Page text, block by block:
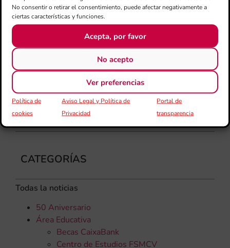
No consentir o retirar el consentimiento, puede afectar negativamente a
ciertas características y funciones.
Acepta, por favor
No acepto
Ver preferencias
Política de
cookies
Aviso Legal y Política de
Privacidad
Portal de
transparencia
CATEGORÍAS
Todas la noticias
50 Aniversario
Área Educativa
Becas CaixaBank
Centro de Estudios FSMCV